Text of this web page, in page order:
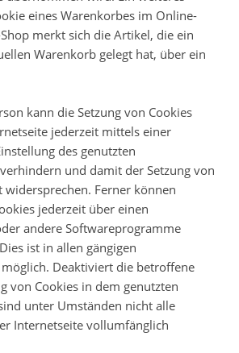
eines Warenkorbes im Online-
merkt sich die Artikel, die ein
Warenkorb gelegt hat, über ein
kann die Setzung von Cookies
jederzeit mittels einer
des genutzten
und damit der Setzung von
widersprechen. Ferner können
jederzeit über einen
andere Softwareprogramme
ist in allen gängigen
Deaktiviert die betroffene
von Cookies in dem genutzten
unter Umständen nicht alle
Internetseite vollumfänglich